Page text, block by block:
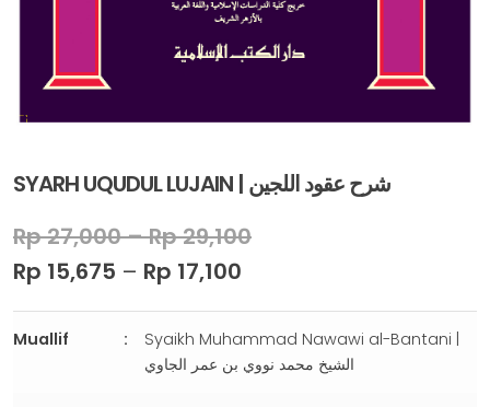
SYARH UQUDUL LUJAIN | ﺷﺮﺡ ﻋﻘﻮﺩ ﺍﻟﻠﺠﻴﻦ
Rp27,000–Rp29,100
Rp 15,675 – Rp 17,100
Muallif
Syaikh Muhammad Nawawi al-Bantani |
الشيخ محمد نووي بن عمر الجاوي